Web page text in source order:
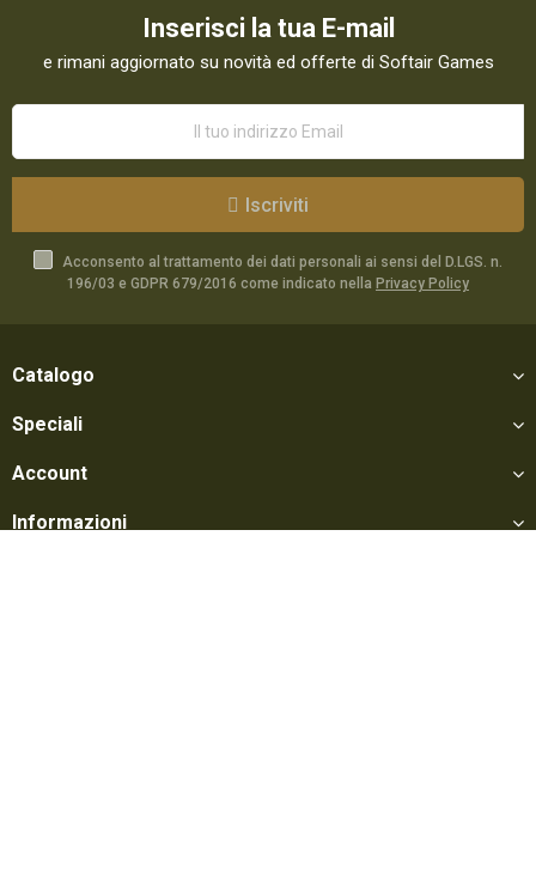
Inserisci la tua E-mail
e rimani aggiornato su novità ed offerte di Softair Games
Iscriviti
Acconsento al trattamento dei dati personali ai sensi del D.LGS. n.
196/03 e GDPR 679/2016 come indicato nella Privacy Policy
Catalogo
Speciali
Account
Informazioni